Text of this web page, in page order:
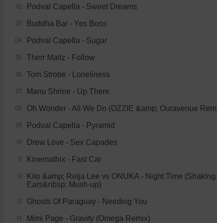
02 Podval Capella - Sweet Dreams
03 Buddha Bar - Yes Boss
04 Podval Capella - Sugar
05 Therr Maitz - Follow
06 Tom Strobe - Loneliness
07 Manu Shrine - Up There
08 Oh Wonder - All We Do (OZZIE &amp; Ouravenue
09 Podval Capella - Pyramid
10 Drew Love - Sex Capades
11 Kinemathix - Fast Car
12
Kito &amp; Reija Lee vs ONUKA - Night Time (Shaking
Ears&nbsp; Mush-up)
13 Ghosts Of Paraguay - Needing You
14 Mimi Page - Gravity (Omega Remix)